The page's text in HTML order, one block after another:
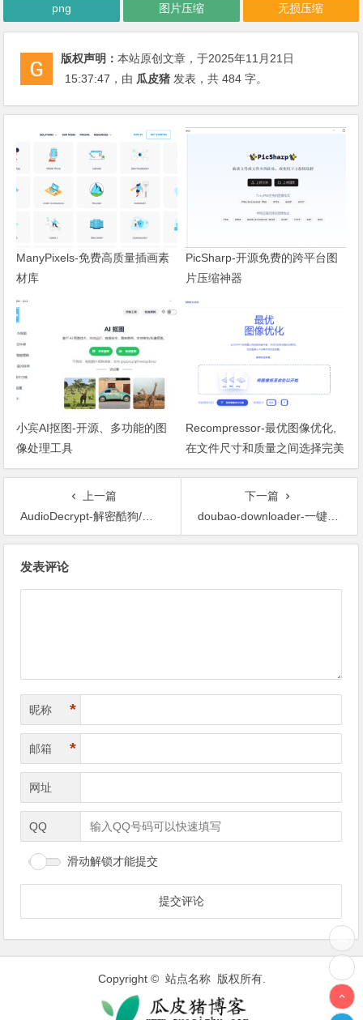
png 图片压缩 无损压缩
版权声明：本站原创文章，于2025年11月21日
15:37:47 ，由 瓜皮猪 发表，共 484 字。
ManyPixels-免费高质量插画素
材库
PicSharp-开源免费的跨平台图
片压缩神器
小宾AI抠图-开源、多功能的图
像处理工具
Recompressor-最优图像优化,
在文件尺寸和质量之间选择完美
平衡
上一篇
AudioDecrypt-解密酷狗/网易云加密音频，批量转MP3/FLAC
下一篇
doubao-downloader-一键批量下载豆包AI无水印原图
发表评论
昵称 *
邮箱 *
网址
QQ
滑动解锁才能提交
Copyright © 站点名称 版权所有.